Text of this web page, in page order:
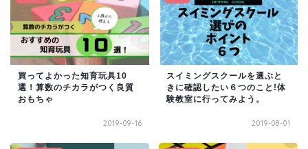
買ってよかった知育玩具10
選！算数のチカラがつく良質
おもちゃ
2019-09-16
スイミングスクールを選ぶと
きに確認したい６つのこと!体
験教室に行ってみよう。
2019-08-01